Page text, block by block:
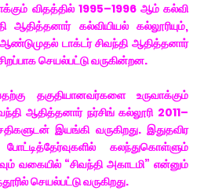
விதத்தில் 1995–1996 ஆம் கல்வி
ஆதித்தனார் கல்வியியல் கல்லூரியும்,
டாக்டர் சிவந்தி ஆதித்தனார்
செயல்பட்டு வருகின்றன.
தகுதியானவர்களை உருவாக்கும்
ஆதித்தனார் நர்சிங் கல்லூரி 2011–
இயங்கி வருகிறது. இதுதவிர
கலந்துகொள்ளும்
வகையில் “சிவந்தி அகாடமி” என்னும்
செயல்பட்டு வருகிறது.